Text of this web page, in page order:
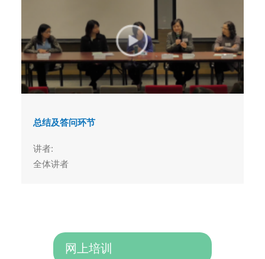
总结及答问环节
讲者:
全体讲者
网上培训